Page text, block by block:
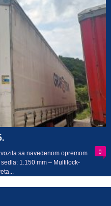
0
sa navedenom opremom
1.150 mm – Multilock-